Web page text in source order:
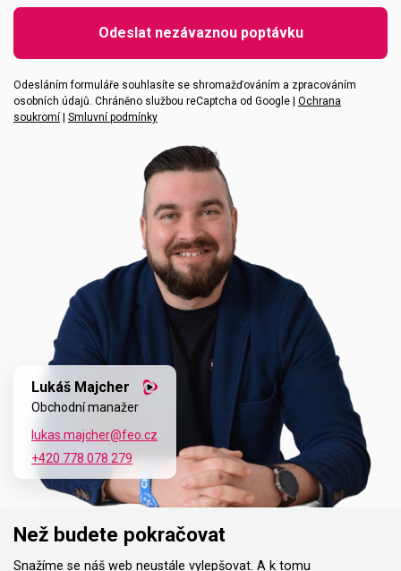
Emailová adresa
Vaše zpráva
Odeslat nezávaznou poptávku
Odesláním formuláře souhlasíte se shromažďováním a zpracováním
osobních údajů. Chráněno službou reCaptcha od Google | Ochrana
soukromí
Smluvní podmínky
Lukáš Majcher
Obchodní manažer
lukas.majcher@feo.cz
+420 778 078 279
Než budete pokračovat
Snažíme se náš web neustále vylepšovat. A k tomu